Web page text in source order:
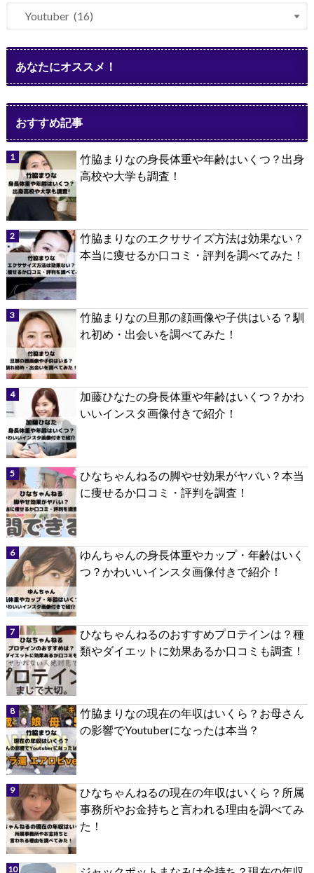
あなたにオススメ！
おすすめ記事
竹脇まりなの身長体重や年齢はいくつ？出身
高校や大学も調査！
竹脇まりなのエクササイズ方法は効果ない？
本当に痩せるか口コミ・評判を調べてみた！
竹脇まりなの旦那の顔画像や子供はいる？馴
れ初め・出会いを調べてみた！
加藤ひなたの身長体重や年齢はいくつ？かわ
いいインスタ画像付きで紹介！
ひなちゃんねるの脚やせ効果がヤバい？本当
に痩せるか口コミ・評判を調査！
ゆんちゃんの身長体重やカップ・年齢はいく
つ？かわいいインスタ画像付きで紹介！
ひなちゃんねるのおすすめプロテインは？種
類やダイエットに効果あるか口コミも調査！
竹脇まりなの現在の年収はいくら？お母さん
の影響でYoutuberになったは本当？
ひなちゃんねるの現在の年収はいくら？所属
事務所やお金持ちと言われる理由を調べてみ
た！